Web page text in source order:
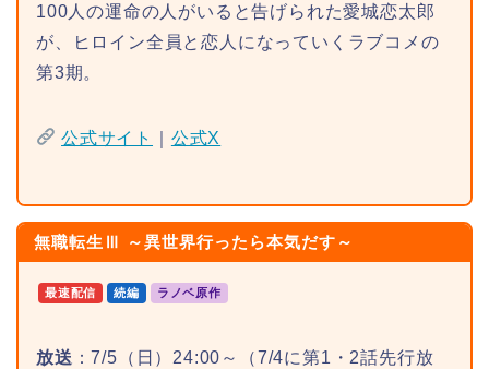
100人の運命の人がいると告げられた愛城恋太郎
が、ヒロイン全員と恋人になっていくラブコメの
第3期。
公式サイト 公式X
無職転生Ⅲ ～異世界行ったら本気だす～
最速配信 続編 ラノベ原作
放送 ：7/5（日）24:00～（7/4に第1・2話先行放